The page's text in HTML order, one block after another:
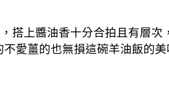
搭上醬油香十分合拍且有層次
愛薑的也無損這碗羊油飯的美